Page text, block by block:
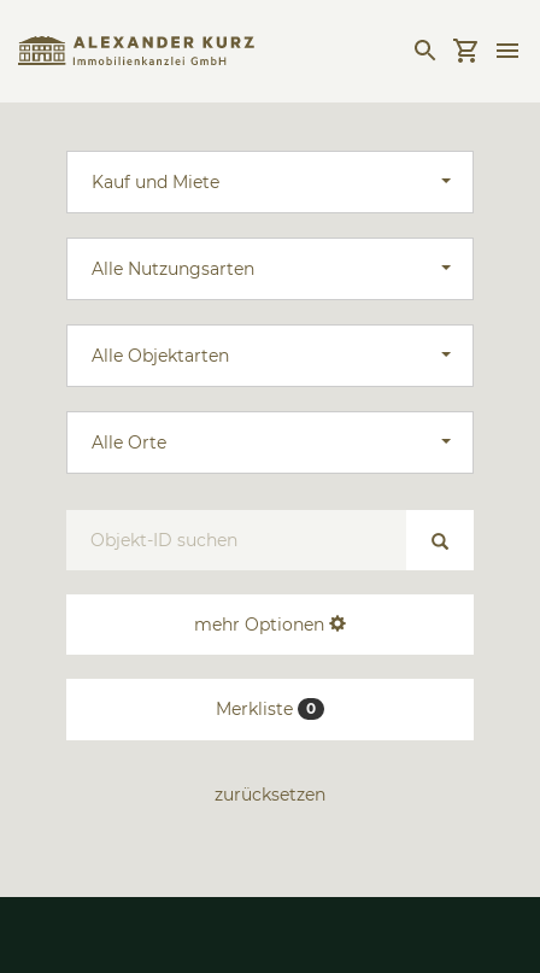
Kauf und Miete
Alle Nutzungsarten
Alle Objektarten
Alle Orte
mehr Optionen
Merkliste 0
zurücksetzen